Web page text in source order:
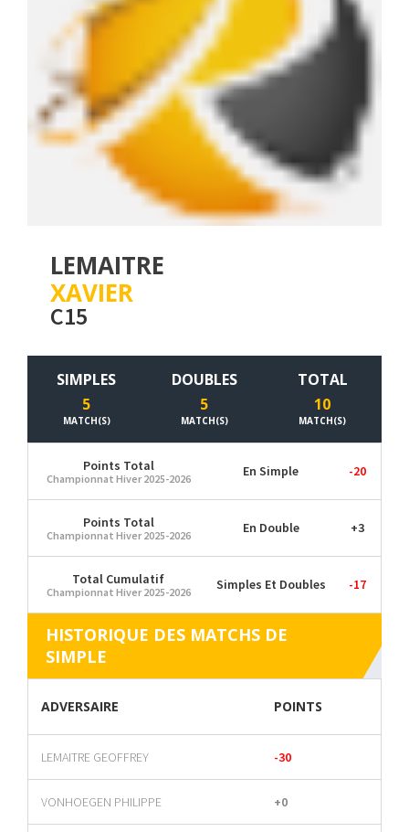
LEMAITRE
XAVIER
C15
SIMPLES
5
MATCH(S)
DOUBLES
5
MATCH(S)
TOTAL
10
MATCH(S)
Points Total
Championnat Hiver 2025-2026 En Simple -20
Points Total
Championnat Hiver 2025-2026 En Double +3
Total Cumulatif
Championnat Hiver 2025-2026 Simples Et Doubles -17
HISTORIQUE DES MATCHS DE
SIMPLE
ADVERSAIRE POINTS
LEMAITRE GEOFFREY -30
VONHOEGEN PHILIPPE +0